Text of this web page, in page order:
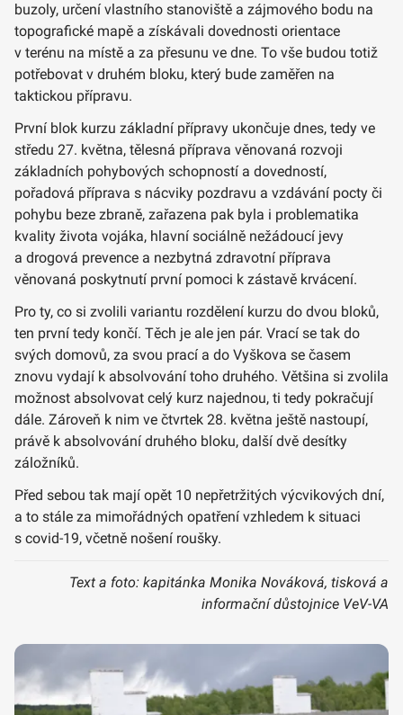
buzoly, určení vlastního stanoviště a zájmového bodu na
topografické mapě a získávali dovednosti orientace
v terénu na místě a za přesunu ve dne. To vše budou totiž
potřebovat v druhém bloku, který bude zaměřen na
taktickou přípravu.
První blok kurzu základní přípravy ukončuje dnes, tedy ve
středu 27. května, tělesná příprava věnovaná rozvoji
základních pohybových schopností a dovedností,
pořadová příprava s nácviky pozdravu a vzdávání pocty či
pohybu beze zbraně, zařazena pak byla i problematika
kvality života vojáka, hlavní sociálně nežádoucí jevy
a drogová prevence a nezbytná zdravotní příprava
věnovaná poskytnutí první pomoci k zástavě krvácení.
Pro ty, co si zvolili variantu rozdělení kurzu do dvou bloků,
ten první tedy končí. Těch je ale jen pár. Vrací se tak do
svých domovů, za svou prací a do Vyškova se časem
znovu vydají k absolvování toho druhého. Většina si zvolila
možnost absolvovat celý kurz najednou, ti tedy pokračují
dále. Zároveň k nim ve čtvrtek 28. května ještě nastoupí,
právě k absolvování druhého bloku, další dvě desítky
záložníků.
Před sebou tak mají opět 10 nepřetržitých výcvikových dní,
a to stále za mimořádných opatření vzhledem k situaci
s covid-19, včetně nošení roušky.
Text a foto: kapitánka Monika Nováková, tisková a
informační důstojnice VeV-VA